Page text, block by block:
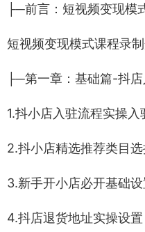
├─前言：短视频变现模
短视频变现模式课程录
├─第一章：基础篇-抖
1.抖小店入驻流程实操入
2.抖小店精选推荐类目选
3.新手开小店必开基础设
4.抖店退货地址实操设置